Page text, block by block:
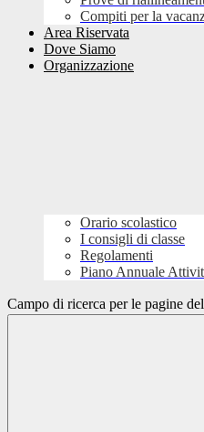
Compiti per la
Area Riservata
Dove Siamo
Organizzazione
Orario scolastico
I consigli di classe
Regolamenti
Piano Annuale
Campo di ricerca per le pagine